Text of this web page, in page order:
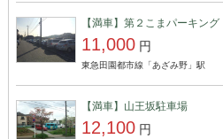
【満車】第２こまパーキング
11,000 円
東急田園都市線「あざみ野」駅
【満車】山王坂駐車場
12,100 円